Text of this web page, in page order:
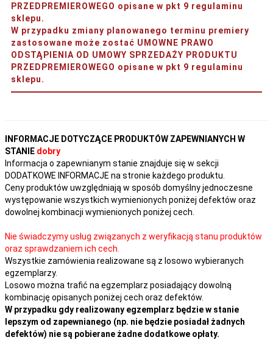
PRZEDPREMIEROWEGO opisane w pkt 9 regulaminu
sklepu.
W przypadku zmiany planowanego terminu premiery
zastosowane może zostać UMOWNE PRAWO
ODSTĄPIENIA OD UMOWY SPRZEDAŻY PRODUKTU
PRZEDPREMIEROWEGO opisane w pkt 9 regulaminu
sklepu.
INFORMACJE DOTYCZĄCE PRODUKTÓW ZAPEWNIANYCH W
STANIE dobry
Informacja o zapewnianym stanie znajduje się w sekcji
DODATKOWE INFORMACJE na stronie każdego produktu.
Ceny produktów uwzględniają w sposób domyślny jednoczesne
występowanie wszystkich wymienionych poniżej defektów oraz
dowolnej kombinacji wymienionych poniżej cech.
Nie świadczymy usług związanych z weryfikacją stanu produktów
oraz sprawdzaniem ich cech.
Wszystkie zamówienia realizowane są z losowo wybieranych
egzemplarzy.
Losowo można trafić na egzemplarz posiadający dowolną
kombinację opisanych poniżej cech oraz defektów.
W przypadku gdy realizowany egzemplarz będzie w stanie
lepszym od zapewnianego (np. nie będzie posiadał żadnych
defektów) nie są pobierane żadne dodatkowe opłaty.